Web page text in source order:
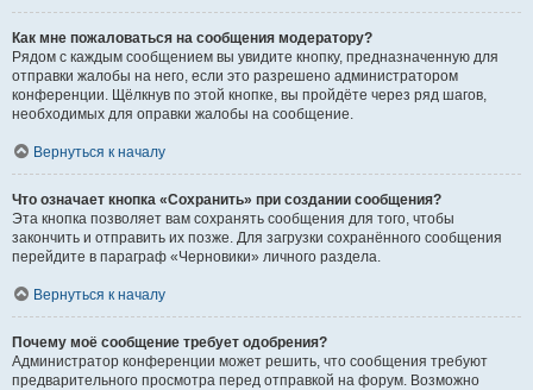
Как мне пожаловаться на сообщения модератору?
Рядом с каждым сообщением вы увидите кнопку, предназначенную для
отправки жалобы на него, если это разрешено администратором
конференции. Щёлкнув по этой кнопке, вы пройдёте через ряд шагов,
необходимых для оправки жалобы на сообщение.
Вернуться к началу
Что означает кнопка «Сохранить» при создании сообщения?
Эта кнопка позволяет вам сохранять сообщения для того, чтобы
закончить и отправить их позже. Для загрузки сохранённого сообщения
перейдите в параграф «Черновики» личного раздела.
Вернуться к началу
Почему моё сообщение требует одобрения?
Администратор конференции может решить, что сообщения требуют
предварительного просмотра перед отправкой на форум. Возможно